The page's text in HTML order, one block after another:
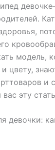
модель,
цвету,
вас эту
девочки: